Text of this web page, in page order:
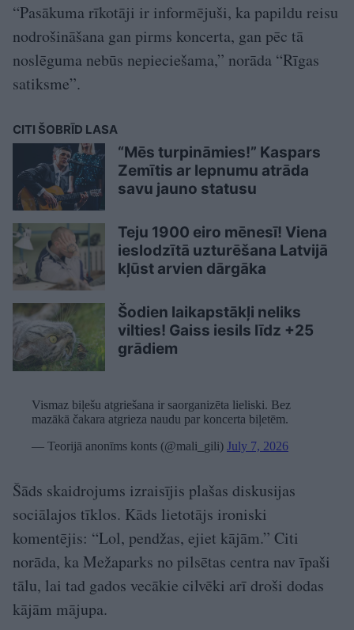
“Pasākuma rīkotāji ir informējuši, ka papildu reisu
nodrošināšana gan pirms koncerta, gan pēc tā
noslēguma nebūs nepieciešama,” norāda “Rīgas
satiksme”.
CITI ŠOBRĪD LASA
“Mēs turpināmies!” Kaspars
Zemītis ar lepnumu atrāda
savu jauno statusu
Teju 1900 eiro mēnesī! Viena
ieslodzītā uzturēšana Latvijā
kļūst arvien dārgāka
Šodien laikapstākļi neliks
vilties! Gaiss iesils līdz +25
grādiem
Vismaz biļešu atgriešana ir saorganizēta lieliski. Bez
mazākā čakara atgrieza naudu par koncerta biļetēm.
— Teorijā anonīms konts (@mali_gili) July 7, 2026
Šāds skaidrojums izraisījis plašas diskusijas
sociālajos tīklos. Kāds lietotājs ironiski
komentējis: “Lol, pendžas, ejiet kājām.” Citi
norāda, ka Mežaparks no pilsētas centra nav īpaši
tālu, lai tad gados vecākie cilvēki arī droši dodas
kājām mājupa.